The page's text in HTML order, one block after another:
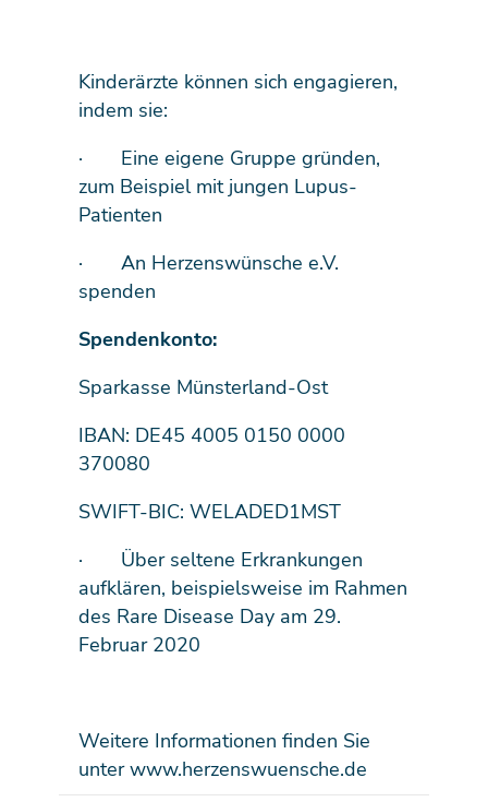
Kinderärzte können sich engagieren,
indem sie:
· Eine eigene Gruppe gründen,
zum Beispiel mit jungen Lupus-
Patienten
· An Herzenswünsche e.V.
spenden
Spendenkonto:
Sparkasse Münsterland-Ost
IBAN: DE45 4005 0150 0000
370080
SWIFT-BIC: WELADED1MST
· Über seltene Erkrankungen
aufklären, beispielsweise im Rahmen
des Rare Disease Day am 29.
Februar 2020
Weitere Informationen finden Sie
unter www.herzenswuensche.de